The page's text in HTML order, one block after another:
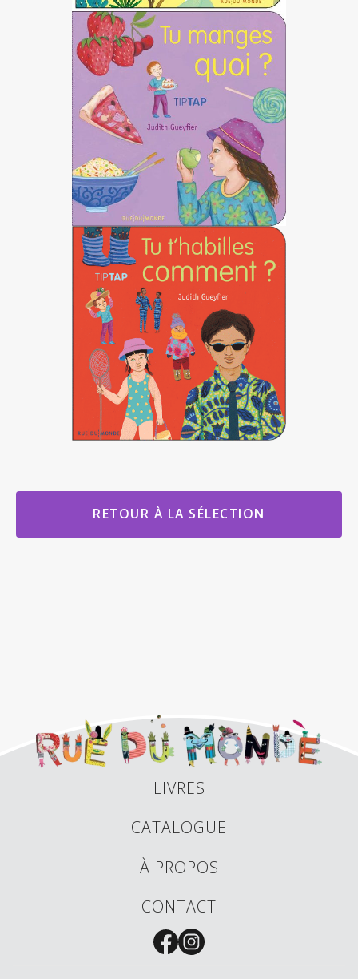
RETOUR À LA SÉLECTION
LIVRES
CATALOGUE
À PROPOS
CONTACT